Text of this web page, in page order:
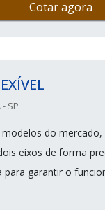
Cotar agora
SP
do
eixos de forma
garantir o